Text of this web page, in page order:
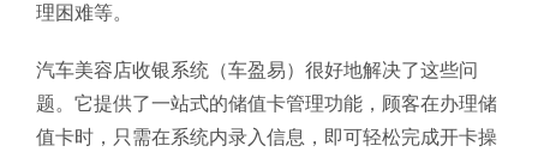
理困难等。
汽车美容店收银系统（车盈易）很好地解决了这些问
题。它提供了一站式的储值卡管理功能，顾客在办理储
值卡时，只需在系统内录入信息，即可轻松完成开卡操